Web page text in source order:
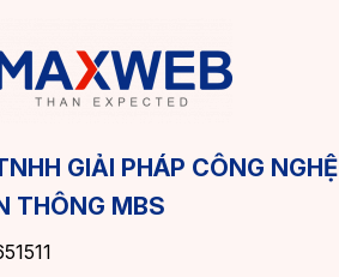
GIẢI PHÁP CÔNG NGHỆ
THÔNG MBS